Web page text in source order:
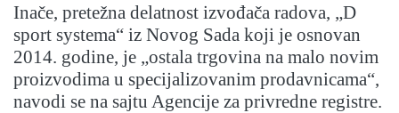
Inače, pretežna delatnost izvođača radova, „D
sport systema“ iz Novog Sada koji je osnovan
2014. godine, je „ostala trgovina na malo novim
proizvodima u specijalizovanim prodavnicama“,
navodi se na sajtu Agencije za privredne registre.